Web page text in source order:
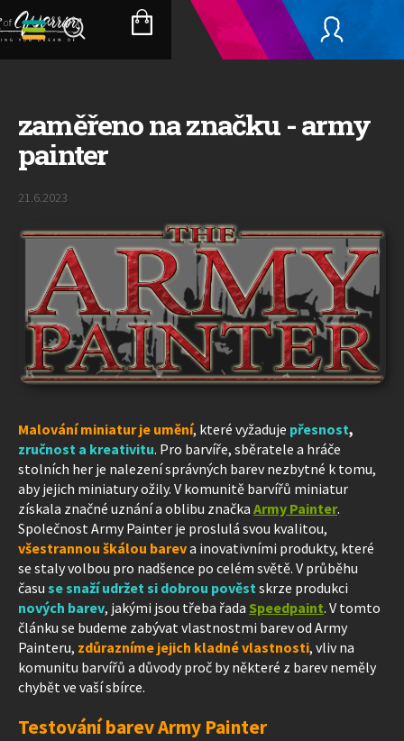
Přejít
na
obsah
NÁKUPNÍ
KOŠÍK
zaměřeno na značku - army
painter
21.6.2023
Malování miniatur je umění, které vyžaduje přesnost,
zručnost a kreativitu. Pro barvíře, sběratele a hráče
stolních her je nalezení správných barev nezbytné k tomu,
aby jejich miniatury ožily. V komunitě barvířů miniatur
získala značné uznání a oblibu značka Army Painter.
Společnost Army Painter je proslulá svou kvalitou,
všestrannou škálou bareva inovativními produkty, které
se staly volbou pro nadšence po celém světě. V průběhu
času se snaží udržet si dobrou pověst skrze produkci
nových barev, jakými jsou třeba řada Speedpaint. V tomto
článku se budeme zabývat vlastnostmi barev od Army
Painteru, zdůrazníme jejich kladné vlastnosti, vliv na
komunitu barvířů a důvody proč by některé z barev neměly
chybět ve vaší sbírce.
Testování barev Army Painter